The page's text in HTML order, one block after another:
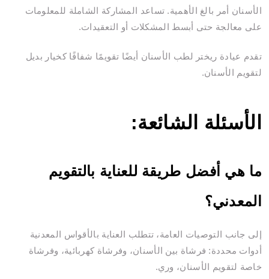
الأسنان أمر بالغ الأهمية. تساعد المشاركة الشاملة للمعلومات
على معالجة حتى أبسط المشكلات أو التعقيدات.
تقدم عيادة ريختر لطب الأسنان أيضًا تقويمًا شفافًا كخيار بديل
لتقويم الأسنان.
الأسئلة الشائعة:
ما هي أفضل طريقة للعناية بالتقويم
المعدني؟
إلى جانب التوصيات العامة، تتطلب العناية بالأقواس المعدنية
أدوات محددة: فرشاة بين الأسنان، وفرشاة كهربائية، وفرشاة
خاصة لتقويم الأسنان، وري.